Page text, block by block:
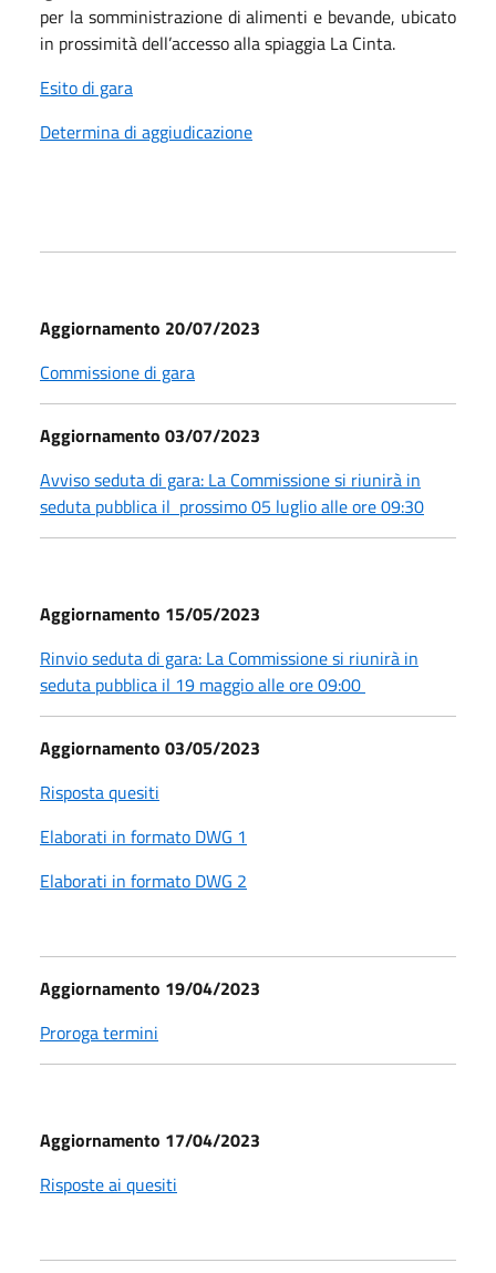
per la somministrazione di alimenti e bevande, ubicato
in prossimità dell’accesso alla spiaggia La Cinta.
Esito di gara
Determina di aggiudicazione
Aggiornamento 20/07/2023
Commissione di gara
Aggiornamento 03/07/2023
Avviso seduta di gara: La Commissione si riunirà in
seduta pubblica il prossimo 05 luglio alle ore 09:30
Aggiornamento 15/05/2023
Rinvio seduta di gara: La Commissione si riunirà in
seduta pubblica il 19 maggio alle ore 09:00
Aggiornamento 03/05/2023
Risposta quesiti
Elaborati in formato DWG 1
Elaborati in formato DWG 2
Aggiornamento 19/04/2023
Proroga termini
Aggiornamento 17/04/2023
Risposte ai quesiti